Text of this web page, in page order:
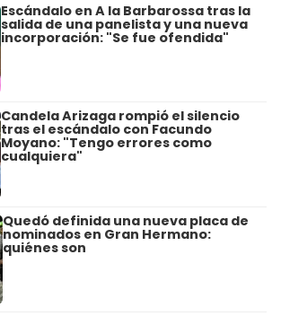
Escándalo en A la Barbarossa tras la
salida de una panelista y una nueva
incorporación: "Se fue ofendida"
Candela Arizaga rompió el silencio
tras el escándalo con Facundo
Moyano: "Tengo errores como
cualquiera"
Quedó definida una nueva placa de
nominados en Gran Hermano:
quiénes son